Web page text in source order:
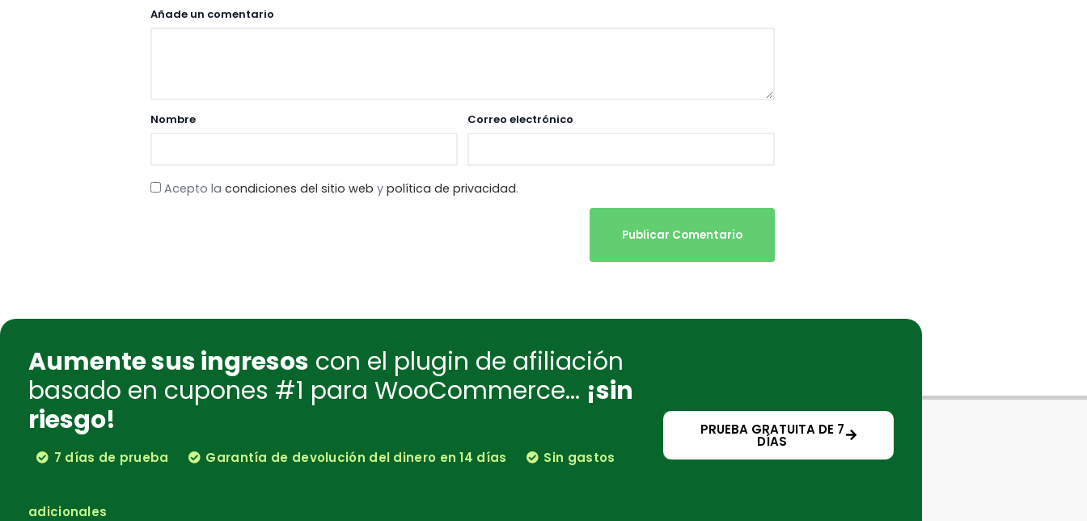
Añade un comentario
Nombre Correo electrónico
Acepto la condiciones del sitio web y política de privacidad.
Publicar Comentario
Aumente sus ingresos con el plugin de afiliación
basado en cupones #1 para WooCommerce... ¡sin
riesgo!
7 días de prueba Garantía de devolución del dinero en 14 días Sin gastos
adicionales
PRUEBA GRATUITA DE 7
DÍAS